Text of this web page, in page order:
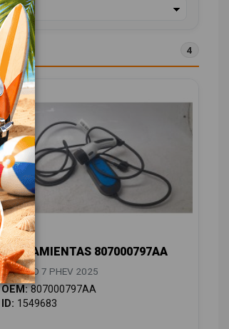
4
HERRAMIENTAS 807000797AA
JAECOO 7 PHEV 2025
OEM:807000797AA
ID: 1549683